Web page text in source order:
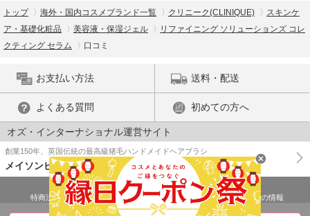
トップ 海外・国内コスメブランド一覧 クリニーク(CLINIQUE)
スキンケ
ア・基礎化粧品
美容液・保湿ジェル
リファイニング ソリューションズ コレ
クティング セラム
口コミ
お支払い方法 送料・配送
よくある質問 初めての方へ
オズ・インターナショナル運営サイト
創業150年、英国伝統の最高級猪毛ハンドメイドヘアブラシ
メイソンピアソン
特商法に基づく表示 プライバシーポリシー
医薬品販売許可証の情報
ご利用規約
PC版で表示